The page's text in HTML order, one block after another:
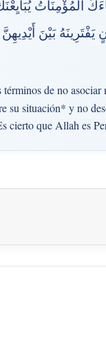
الْمُؤْمِنَاتُ
يَفْتَرِينَهُ بَيْنَ
de no
su situación* y no
cierto que Allah es